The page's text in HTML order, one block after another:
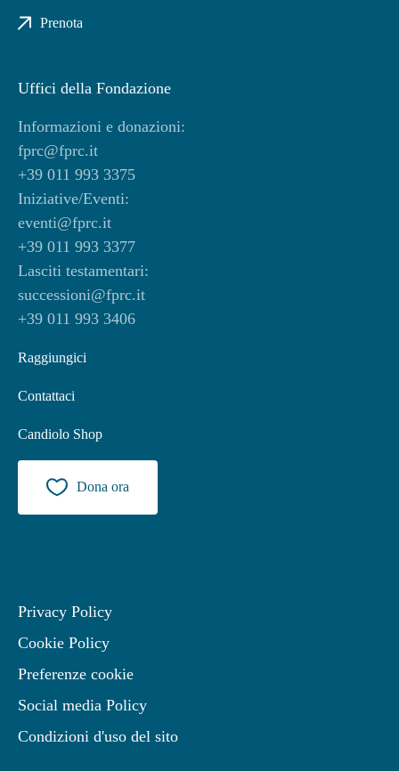
Prenota
Uffici della Fondazione
Informazioni e donazioni:
fprc@fprc.it
+39 011 993 3375
Iniziative/Eventi:
eventi@fprc.it
+39 011 993 3377
Lasciti testamentari:
successioni@fprc.it
+39 011 993 3406
Raggiungici
Contattaci
Candiolo Shop
Dona ora
Privacy Policy
Cookie Policy
Preferenze cookie
Social media Policy
Condizioni d'uso del sito